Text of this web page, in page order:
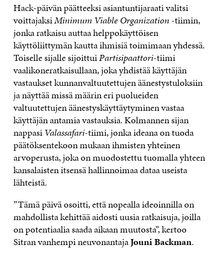
Hack-päivän päätteeksi asiantuntijaraati valitsi
voittajaksiMinimum Viable Organization-tiimin,
jonka ratkaisu auttaa helppokäyttöisen
käyttöliittymän kautta ihmisiä toimimaan yhdessä.
Toiselle sijalle sijoittuiPartisipaattori-tiimi
vaalikoneratkaisullaan, joka yhdistää käyttäjän
vastaukset kunnanvaltuutettujen äänestystuloksiin
ja näyttää missä määrin eri puolueiden
valtuutettujen äänestyskäyttäytyminen vastaa
käyttäjän antamia vastauksia. Kolmannen sijan
nappasi Valassafari-tiimi, jonka ideana on tuoda
päätöksentekoon mukaan ihmisten yhteinen
arvoperusta, joka on muodostettu tuomalla yhteen
kansalaisten itsensä hallinnoimaa dataa useista
lähteistä.
”Tämä päivä osoitti, että nopealla ideoinnilla on
mahdollista kehittää aidosti uusia ratkaisuja, joilla
on potentiaalia saada aikaan muutosta”, kertoo
Sitran vanhempi neuvonantajaJouni Backman.